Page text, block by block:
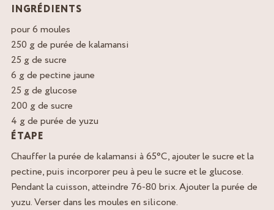
INGRÉDIENTS
pour 6 moules
250 g de purée de kalamansi
25 g de sucre
6 g de pectine jaune
25 g de glucose
200 g de sucre
4 g de purée de yuzu
ÉTAPE
Chauffer la purée de kalamansi à 65°C, ajouter le sucre et la
pectine, puis incorporer peu à peu le sucre et le glucose.
Pendant la cuisson, atteindre 76-80 brix. Ajouter la purée de
yuzu. Verser dans les moules en silicone.